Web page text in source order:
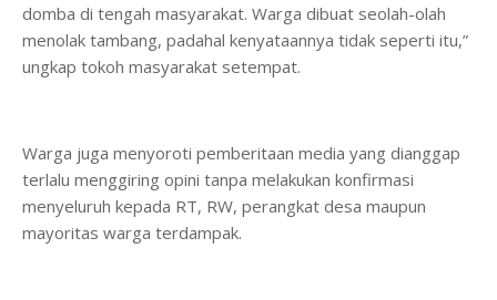
domba di tengah masyarakat. Warga dibuat seolah-olah
menolak tambang, padahal kenyataannya tidak seperti itu,”
ungkap tokoh masyarakat setempat.
Warga juga menyoroti pemberitaan media yang dianggap
terlalu menggiring opini tanpa melakukan konfirmasi
menyeluruh kepada RT, RW, perangkat desa maupun
mayoritas warga terdampak.